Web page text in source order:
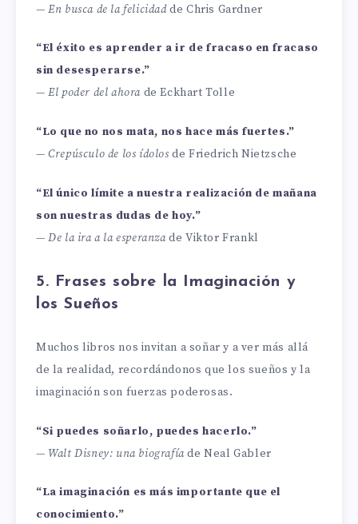
—En busca de la felicidadde Chris Gardner
“El éxito es aprender a ir de fracaso en fracaso
sin desesperarse.”
—El poder del ahora de Eckhart Tolle
“Lo que no nos mata, nos hace más fuertes.”
—Crepúsculo de los ídolos de Friedrich Nietzsche
“El único límite a nuestra realización de mañana
son nuestras dudas de hoy.”
—De la ira a la esperanzade Viktor Frankl
5. Frases sobre la Imaginación y
los Sueños
Muchos libros nos invitan a soñar y a ver más allá
de la realidad, recordándonos que los sueños y la
imaginación son fuerzas poderosas.
“Si puedes soñarlo, puedes hacerlo.”
— Walt Disney: una biografíade Neal Gabler
“La imaginación es más importante que el
conocimiento.”